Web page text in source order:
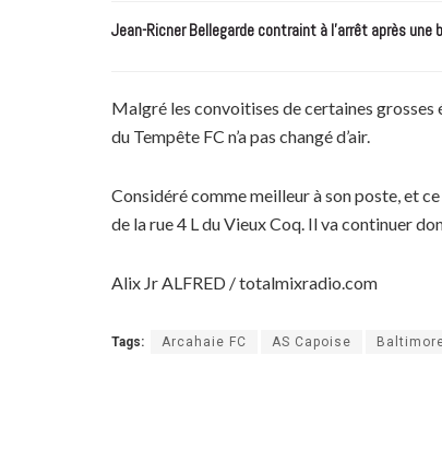
Jean-Ricner Bellegarde contraint à l’arrêt après une
Malgré les convoitises de certaines grosses
du Tempête FC n’a pas changé d’air.
Considéré comme meilleur à son poste, et
de la rue 4 L du Vieux Coq. Il va continuer
Alix Jr ALFRED / totalmixradio.com
Tags: Arcahaie FC AS Capoise